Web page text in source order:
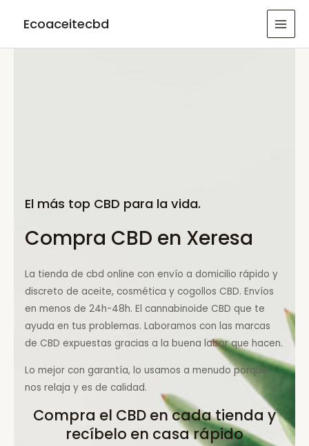
Ecoaceitecbd
El más top CBD para la vida.
Compra CBD en Xeresa
La tienda de cbd online con envío a domicilio rápido y
discreto de aceite, cosmética y cogollos CBD. Envíos
en menos de 24h-48h. El cannabinoide CBD que te
ayuda en tus problemas. Laboramos con las marcas
de CBD expuestas gracias a la buena labor que hacen.
Lo mejor con garantía, lo usamos a menudo porque
nos relaja y es de calidad.
Compra el CBD en cada tienda y
recíbelo en casa rápido